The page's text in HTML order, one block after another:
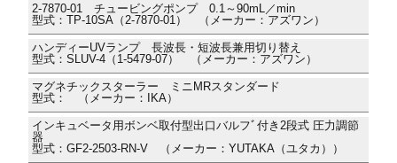
2-7870-01 チュービングポンプ 0.1～90mL／min
型式：TP-10SA（2-7870-01） （メーカー：アズワン）
ハンディーUVランプ 長波長・短波長兼用切り替え
型式：SLUV-4（1-5479-07） （メーカー：アズワン）
マグネチックスターラー ミニMRスタンダード
型式： （メーカー：IKA）
インキュベータ用ボンベ取付型出口バルフﾞ付き2段式 圧力調節
器
型式：GF2-2503-RN-V （メーカー：YUTAKA（ユタカ））